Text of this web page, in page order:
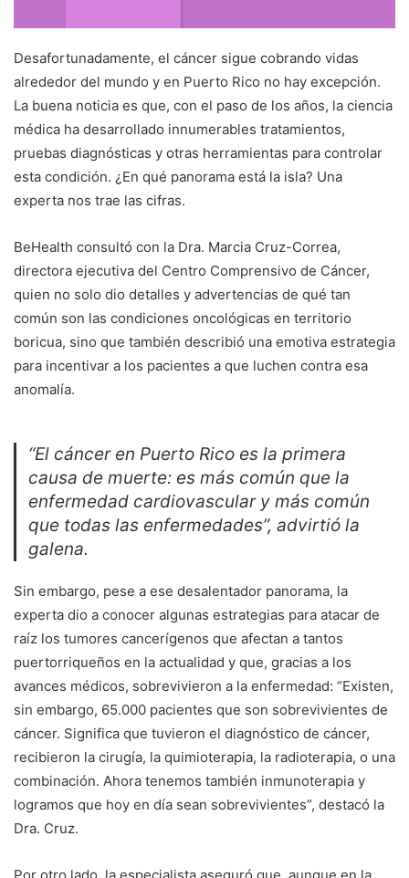
Desafortunadamente, el cáncer sigue cobrando vidas
alrededor del mundo y en Puerto Rico no hay excepción.
La buena noticia es que, con el paso de los años, la ciencia
médica ha desarrollado innumerables tratamientos,
pruebas diagnósticas y otras herramientas para controlar
esta condición. ¿En qué panorama está la isla? Una
experta nos trae las cifras.
BeHealth consultó con la Dra. Marcia Cruz-Correa,
directora ejecutiva del Centro Comprensivo de Cáncer,
quien no solo dio detalles y advertencias de qué tan
común son las condiciones oncológicas en territorio
boricua, sino que también describió una emotiva estrategia
para incentivar a los pacientes a que luchen contra esa
anomalía.
“El cáncer en Puerto Rico es la primera
causa de muerte: es más común que la
enfermedad cardiovascular y más común
que todas las enfermedades”, advirtió la
galena.
Sin embargo, pese a ese desalentador panorama, la
experta dio a conocer algunas estrategias para atacar de
raíz los tumores cancerígenos que afectan a tantos
puertorriqueños en la actualidad y que, gracias a los
avances médicos, sobrevivieron a la enfermedad: “Existen,
sin embargo, 65.000 pacientes que son sobrevivientes de
cáncer. Significa que tuvieron el diagnóstico de cáncer,
recibieron la cirugía, la quimioterapia, la radioterapia, o una
combinación. Ahora tenemos también inmunoterapia y
logramos que hoy en día sean sobrevivientes”, destacó la
Dra. Cruz.
Por otro lado, la especialista aseguró que, aunque en la